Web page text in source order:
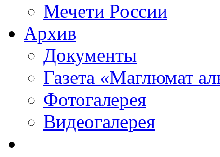
Мечети России
Архив
Документы
Газета «Маглюмат
Фотогалерея
Видеогалерея